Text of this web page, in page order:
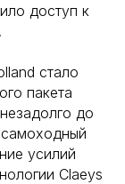
доступ к
стало
пакета
до
усилий
Claeys